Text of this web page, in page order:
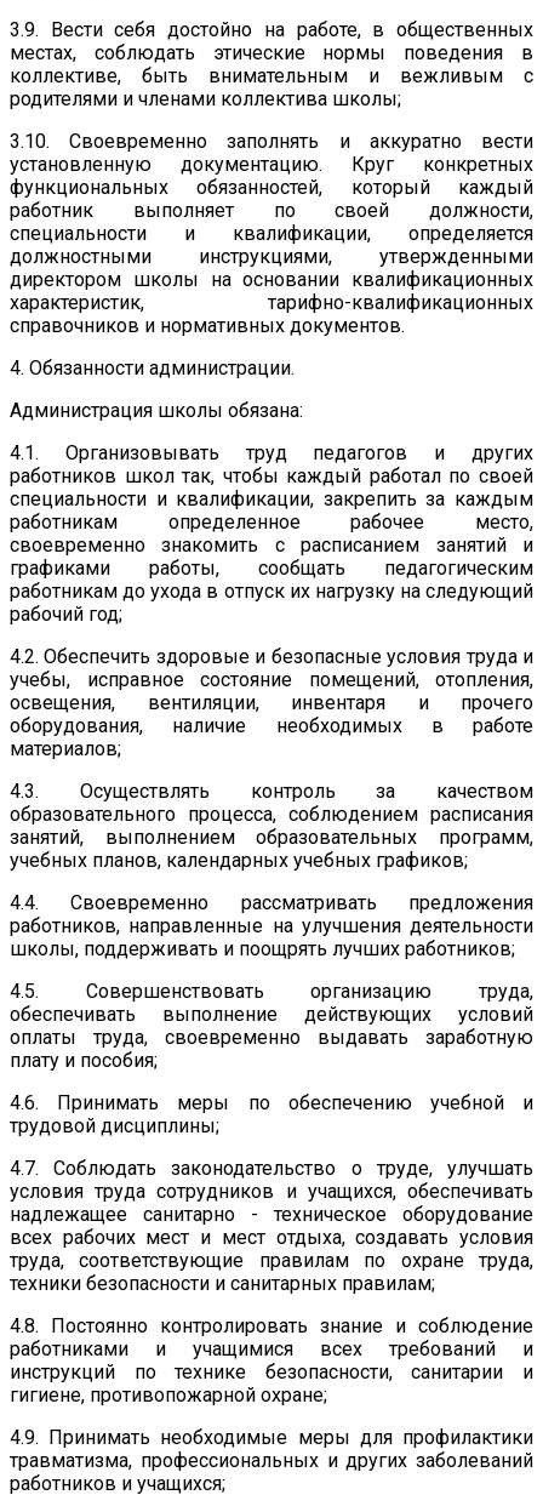
3.9. Вести себя достойно на работе, в общественных
местах, соблюдать этические нормы поведения в
коллективе, быть внимательным и вежливым с
родителями и членами коллектива школы;
3.10. Своевременно заполнять и аккуратно вести
установленную документацию. Круг конкретных
функциональных обязанностей, который каждый
работник выполняет по своей должности,
специальности и квалификации, определяется
должностными инструкциями, утвержденными
директором школы на основании квалификационных
характеристик, тарифно-квалификационных
справочников и нормативных документов.
4. Обязанности администрации.
Администрация школы обязана:
4.1. Организовывать труд педагогов и других
работников школ так, чтобы каждый работал по своей
специальности и квалификации, закрепить за каждым
работникам определенное рабочее место,
своевременно знакомить с расписанием занятий и
графиками работы, сообщать педагогическим
работникам до ухода в отпуск их нагрузку на следующий
рабочий год;
4.2. Обеспечить здоровые и безопасные условия труда и
учебы, исправное состояние помещений, отопления,
освещения, вентиляции, инвентаря и прочего
оборудования, наличие необходимых в работе
материалов;
4.3. Осуществлять контроль за качеством
образовательного процесса, соблюдением расписания
занятий, выполнением образовательных программ,
учебных планов, календарных учебных графиков;
4.4. Своевременно рассматривать предложения
работников, направленные на улучшения деятельности
школы, поддерживать и поощрять лучших работников;
4.5. Совершенствовать организацию труда,
обеспечивать выполнение действующих условий
оплаты труда, своевременно выдавать заработную
плату и пособия;
4.6. Принимать меры по обеспечению учебной и
трудовой дисциплины;
4.7. Соблюдать законодательство о труде, улучшать
условия труда сотрудников и учащихся, обеспечивать
надлежащее санитарно - техническое оборудование
всех рабочих мест и мест отдыха, создавать условия
труда, соответствующие правилам по охране труда,
техники безопасности и санитарных правилам;
4.8. Постоянно контролировать знание и соблюдение
работниками и учащимися всех требований и
инструкций по технике безопасности, санитарии и
гигиене, противопожарной охране;
4.9. Принимать необходимые меры для профилактики
травматизма, профессиональных и других заболеваний
работников и учащихся;